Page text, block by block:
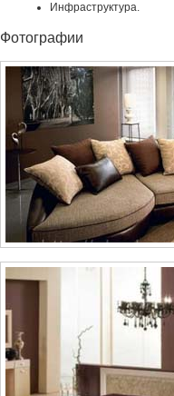
Инфраструктура.
Фотографии